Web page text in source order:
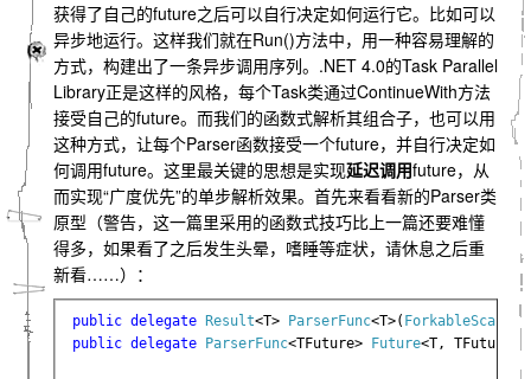
获得了自己的future之后可以自行决定如何运行它。比如可以
异步地运行。这样我们就在Run()方法中，用一种容易理解的
方式，构建出了一条异步调用序列。.NET 4.0的Task Parallel
Library正是这样的风格，每个Task类通过ContinueWith方法
接受自己的future。而我们的函数式解析其组合子，也可以用
这种方式，让每个Parser函数接受一个future，并自行决定如
何调用future。这里最关键的思想是实现延迟调用future，从
而实现“广度优先”的单步解析效果。首先来看看新的Parser类
原型（警告，这一篇里采用的函数式技巧比上一篇还要难懂
得多，如果看了之后发生头晕，嗜睡等症状，请休息之后重
新看……）：
public delegate Result<T> ParserFunc<T>(
public delegate
ParserFunc<TFuture> Future<T,